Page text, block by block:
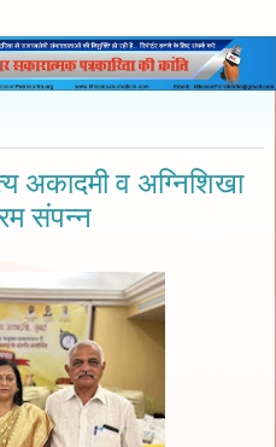
अकादमी व अग्निशिखा
संपन्न